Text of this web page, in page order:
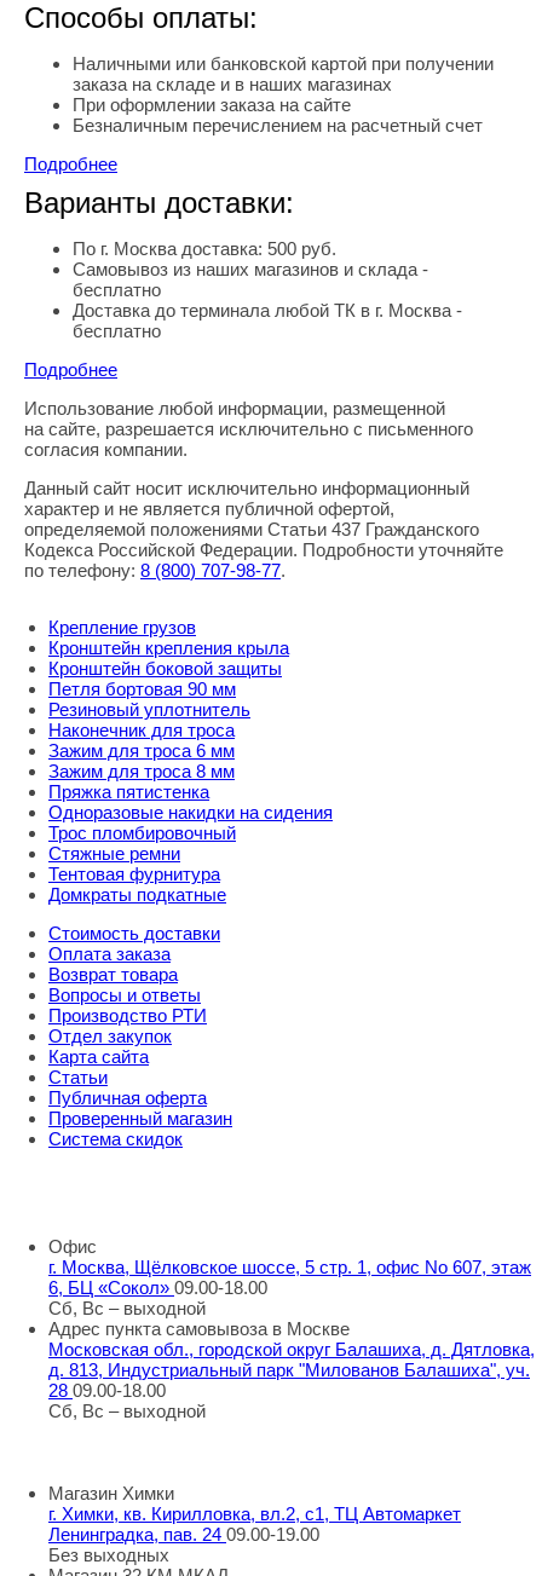
Способы оплаты:
Наличными или банковской картой при получении
заказа на складе и в наших магазинах
При оформлении заказа на сайте
Безналичным перечислением на расчетный счет
Подробнее
Варианты доставки:
По г. Москва доставка: 500 руб.
Самовывоз из наших магазинов и склада -
бесплатно
Доставка до терминала любой ТК в г. Москва -
бесплатно
Подробнее
Правовая информация
Использование любой информации, размещенной
на сайте, разрешается исключительно с письменного
согласия компании.
Данный сайт носит исключительно информационный
характер и не является публичной офертой,
определяемой положениями Статьи 437 Гражданского
Кодекса Российской Федерации. Подробности уточняйте
по телефону: 8 (800) 707-98-77.
Крепление грузов
Кронштейн крепления крыла
Кронштейн боковой защиты
Петля бортовая 90 мм
Резиновый уплотнитель
Наконечник для троса
Зажим для троса 6 мм
Зажим для троса 8 мм
Пряжка пятистенка
Одноразовые накидки на сидения
Трос пломбировочный
Стяжные ремни
Тентовая фурнитура
Домкраты подкатные
Стоимость доставки
Оплата заказа
Возврат товара
Вопросы и ответы
Производство РТИ
Отдел закупок
Карта сайта
Статьи
Публичная оферта
Проверенный магазин
Система скидок
Офис
г. Москва, Щёлковское шоссе, 5 стр. 1, офис No 607, этаж
6, БЦ «Сокол» 09.00-18.00
Сб, Вс – выходной
Адрес пункта самовывоза в Москве
Московская обл., городской округ Балашиха, д. Дятловка,
д. 813, Индустриальный парк "Милованов Балашиха", уч.
28 09.00-18.00
Сб, Вс – выходной
Магазин Химки
г. Химки, кв. Кирилловка, вл.2, с1, ТЦ Автомаркет
Ленинградка, пав. 24 09.00-19.00
Без выходных